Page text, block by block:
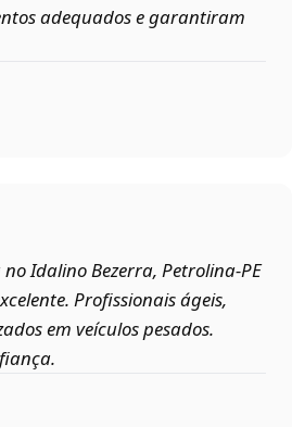
adequados e garantiram
Idalino Bezerra, Petrolina‑PE
Profissionais ágeis,
em veículos pesados.